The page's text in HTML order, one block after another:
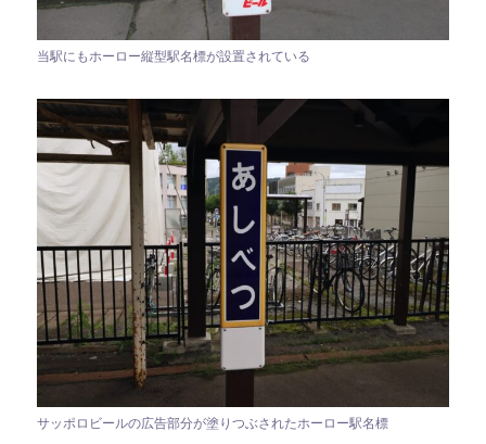
当駅にもホーロー縦型駅名標が設置されている
サッポロビールの広告部分が塗りつぶされたホーロー駅名標